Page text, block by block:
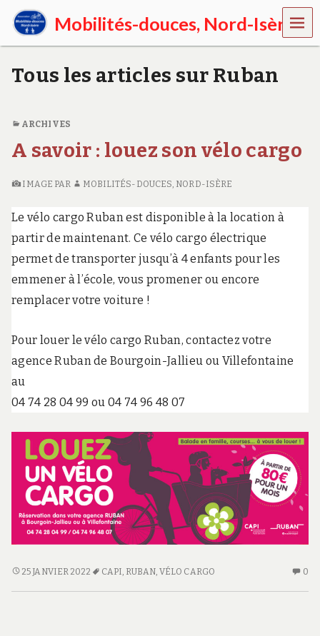
Mobilités-douces, Nord-Isère
E
N
d
I
s
r
,
r
o
o
u
i
l
m
b
i
l
i
t
é
s
d
o
c
s
MEN
U
Tous les articles sur Ruban
ARCHIVES
A savoir : louez son vélo cargo
IMAGE PAR MOBILITÉS-DOUCES, NORD-ISÈRE
Le vélo cargo Ruban est disponible à la location à
partir de maintenant. Ce vélo cargo électrique
permet de transporter jusqu’à 4 enfants pour les
emmener à l’école, vous promener ou encore
remplacer votre voiture !
Pour louer le vélo cargo Ruban, contactez votre
agence Ruban de Bourgoin-Jallieu ou Villefontaine
au
04 74 28 04 99 ou 04 74 96 48 07
A 25 JANVIER 2022 CAPI RUBAN, VÉLO CARGO 0